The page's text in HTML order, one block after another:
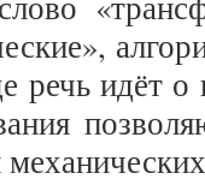
идёт о